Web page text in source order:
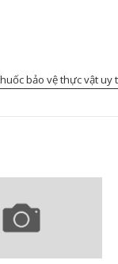
bảo vệ thực vật uy